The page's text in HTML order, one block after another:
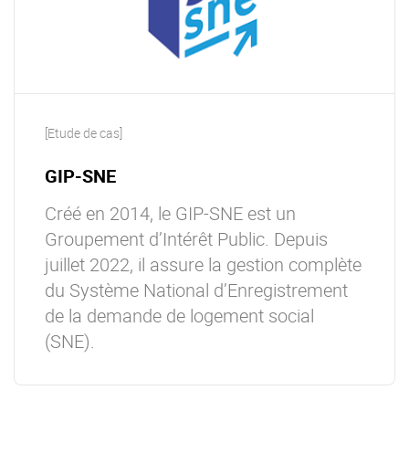
[Etude de cas]
GIP-SNE
Créé en 2014, le GIP-SNE est un
Groupement d’Intérêt Public. Depuis
juillet 2022, il assure la gestion complète
du Système National d’Enregistrement
de la demande de logement social
(SNE).